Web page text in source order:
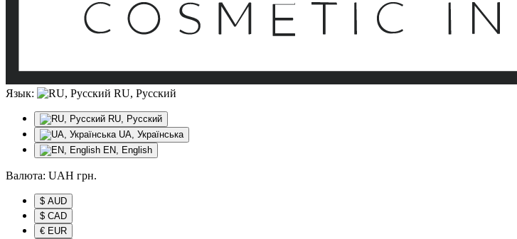
Язык: RU, Русский
RU, Русский
UA, Українська
EN, English
Валюта: UAH грн.
$ AUD
$ CAD
€ EUR